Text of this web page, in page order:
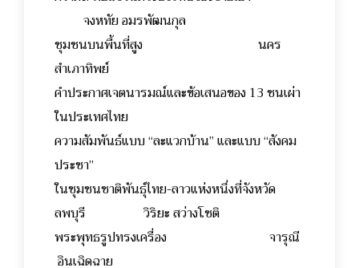
จงหทัย อมรพัฒนกุล
ชุมชนบนพื้นที่สูง นคร
สำเภาทิพย์
คำประกาศเจตนารมณ์และข้อเสนอของ 13 ชนเผ่า
ในประเทศไทย
ความสัมพันธ์แบบ “ละแวกบ้าน” และแบบ “สังคม
ประชา”
ในชุมชนชาติพันธุ์ไทย-ลาวแห่งหนึ่งที่จังหวัด
ลพบุรี วิริยะ สว่างโชติ
พระพุทธรูปทรงเครื่อง จารุณี
อินเฉิดฉาย